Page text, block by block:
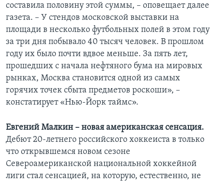
составила половину этой суммы, – оповещает далее
газета. – У стендов московской выставки на
площади в несколько футбольных полей в этом году
за три дня побывало 40 тысяч человек. В прошлом
году их было почти вдвое меньше. За пять лет,
прошедших с начала нефтяного бума на мировых
рынках, Москва становится одной из самых
горячих точек сбыта предметов роскоши», –
констатирует «Нью-Йорк таймс».
Евгений Малкин – новая американская сенсация.
Дебют 20-летнего российского хоккеиста в только
что открывшемся новом сезоне
Североамериканской национальной хоккейной
лиги стал сенсацией, на которую, естественно, не